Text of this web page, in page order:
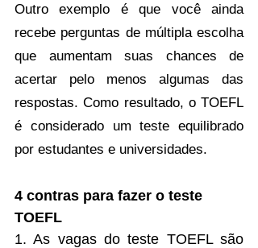
Outro exemplo é que você ainda
recebe perguntas de múltipla escolha
que aumentam suas chances de
acertar pelo menos algumas das
respostas. Como resultado, o TOEFL
é considerado um teste equilibrado
por estudantes e universidades.
4 contras para fazer o teste
TOEFL
1. As vagas do teste TOEFL são